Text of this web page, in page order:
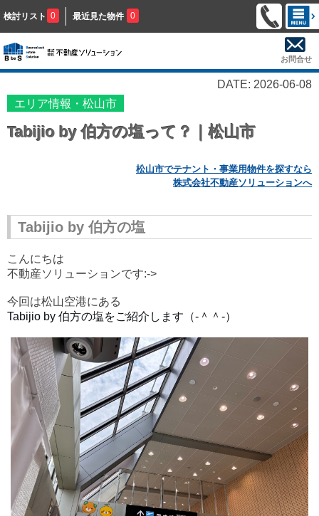
検討リスト 0 最近見た物件 0
お問合せ
DATE: 2026-06-08
エリア情報・松山市
Tabijio by 伯方の塩って？｜松山市
松山市でテナント・事業用物件を探すなら
株式会社不動産ソリューションへ
Tabijio by 伯方の塩
こんにちは
不動産ソリューションです:->
今回は松山空港にある
Tabijio by 伯方の塩をご紹介します（‐＾＾‐）